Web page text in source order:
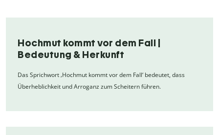
Hochmut kommt vor dem Fall |
Bedeutung & Herkunft
Das Sprichwort ‚Hochmut kommt vor dem Fall‘ bedeutet, dass
Überheblichkeit und Arroganz zum Scheitern führen.